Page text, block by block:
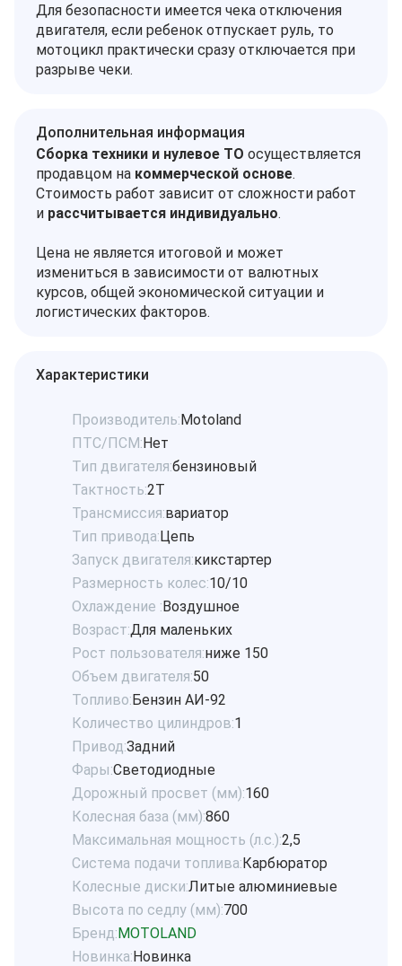
Для безопасности имеется чека отключения
двигателя, если ребенок отпускает руль, то
мотоцикл практически сразу отключается при
разрыве чеки.
Дополнительная информация
Сборка техники и нулевое ТО осуществляется
продавцом на коммерческой основе.
Стоимость работ зависит от сложности работ
и рассчитывается индивидуально.
Цена не является итоговой и может
измениться в зависимости от валютных
курсов, общей экономической ситуации и
логистических факторов.
Характеристики
Производитель:Motoland
ПТС/ПСМ:Нет
Тип двигателя:бензиновый
Тактность:2Т
Трансмиссия:вариатор
Тип привода:Цепь
Запуск двигателя:кикстартер
Размерность колес:10/10
Охлаждение :Воздушное
Возраст:Для маленьких
Рост пользователя:ниже 150
Объем двигателя:50
Топливо:Бензин АИ-92
Количество цилиндров:1
Привод:Задний
Фары:Светодиодные
Дорожный просвет (мм):160
Колесная база (мм):860
Максимальная мощность (л.с.):2,5
Система подачи топлива:Карбюратор
Колесные диски:Литые алюминиевые
Высота по седлу (мм):700
Бренд:MOTOLAND
Новинка:Новинка